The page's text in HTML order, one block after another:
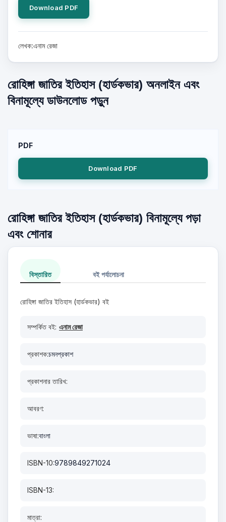
Download PDF
লেখক:এনাম রেজা
রোহিঙ্গা জাতির ইতিহাস (হার্ডকভার) অনলাইন এবং
বিনামূল্যে ডাউনলোড পড়ুন
PDF
Download PDF
রোহিঙ্গা জাতির ইতিহাস (হার্ডকভার) বিনামূল্যে পড়া
এবং শোনার
বিস্তারিত বই পর্যালোচনা
রোহিঙ্গা জাতির ইতিহাস (হার্ডকভার) বই
সম্পর্কিত বই: এনাম রেজা
প্রকাশক:চমনপ্রকাশ
প্রকাশনার তারিখ:
আবরণ:
ভাষা:বাংলা
ISBN-10:9789849271024
ISBN-13:
মাত্রা: